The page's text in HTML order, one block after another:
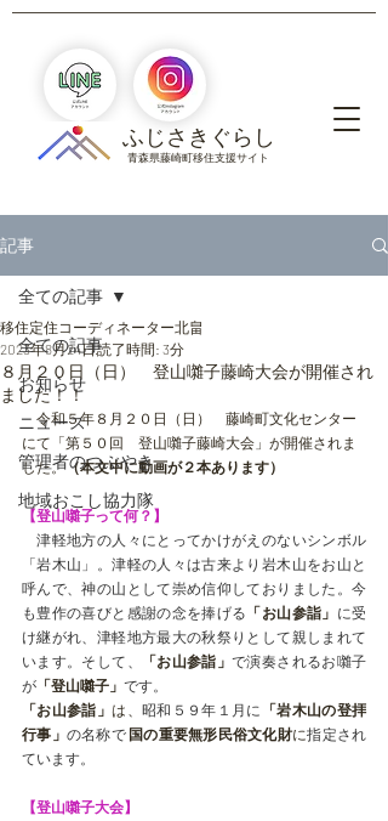
青森県藤崎町移住支援サイト
​ふじさきぐらし
記事
全ての記事
お知らせ
ニュース
管理者のつぶやき
地域おこし協力隊
全ての記事
８月２０日（日） 登山囃子藤崎大会が開催され
ました！！
移住定住コーディネーター北畠
2023年8月24日読了時間: 3分
令和５年８月２０日（日）　藤崎町文化センター
にて「第５０回　登山囃子藤崎大会」が開催されま
した。（本文中に動画が２本あります）
【登山囃子って何？】
津軽地方の人々にとってかけがえのないシンボル
「岩木山」。津軽の人々は古来より岩木山をお山と
呼んで、神の山として崇め信仰しておりました。今
も豊作の喜びと感謝の念を捧げる 「お山参詣」 に受
け継がれ、津軽地方最大の秋祭りとして親しまれて
います。そして、
「お山参詣」で演奏されるお囃子
が 「登山囃子」 です。
「お山参詣」は、 昭和５９年１月に
「岩木山の登拝
行事」 の名称で 国の重要無形民俗文化財に指定され
ています。
【登山囃子大会】